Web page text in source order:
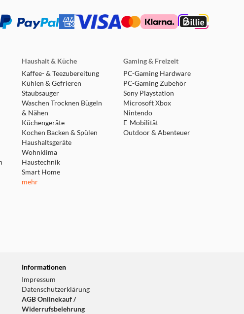
Haushalt & Küche
Kaffee- & Teezubereitung
Kühlen & Gefrieren
Staubsauger
Waschen Trocknen Bügeln
& Nähen
Küchengeräte
Kochen Backen & Spülen
Haushaltsgeräte
Wohnklima
Haustechnik
Smart Home
mehr
Gaming & Freizeit
PC-Gaming Hardware
PC-Gaming Zubehör
Sony Playstation
Microsoft Xbox
Nintendo
E-Mobilität
Outdoor & Abenteuer
Informationen
Impressum
Datenschutzerklärung
AGB Onlinekauf /
Widerrufsbelehrung